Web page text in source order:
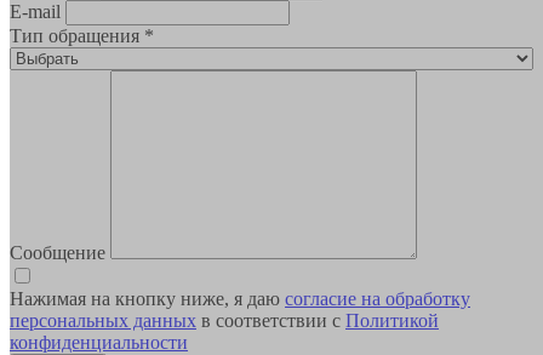
E-mail
Тип обращения *
Сообщение
Нажимая на кнопку ниже, я даю согласие на обработку
персональных данных в соответствии с Политикой
конфиденциальности